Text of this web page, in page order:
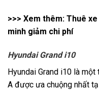
>>> Xem thêm: Thuê
minh giảm chi phí
Hyundai Grand i10
Hyundai Grand i10 là
A được ưa chuộng nhất